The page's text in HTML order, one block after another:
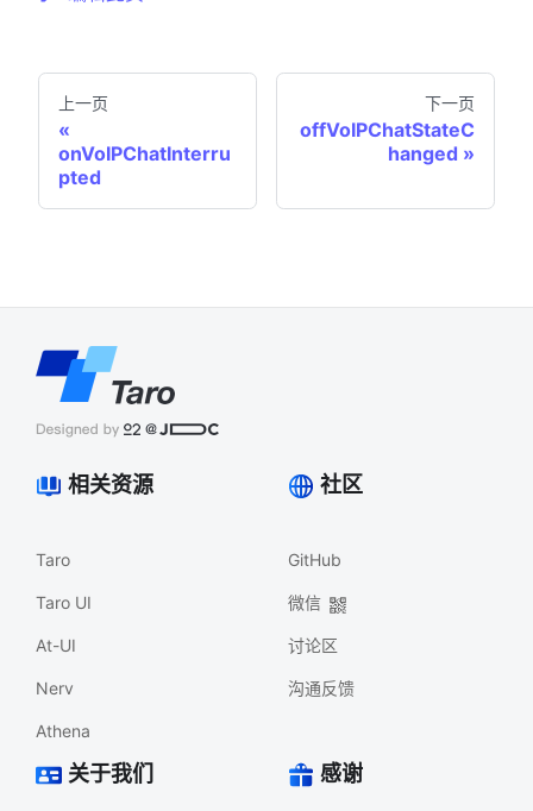
上一页
onVoIPChatInterru
pted
下一页
offVoIPChatStateC
hanged
相关资源
Taro
Taro UI
At-UI
Nerv
Athena
社区
GitHub
微信
讨论区
沟通反馈
关于我们 感谢